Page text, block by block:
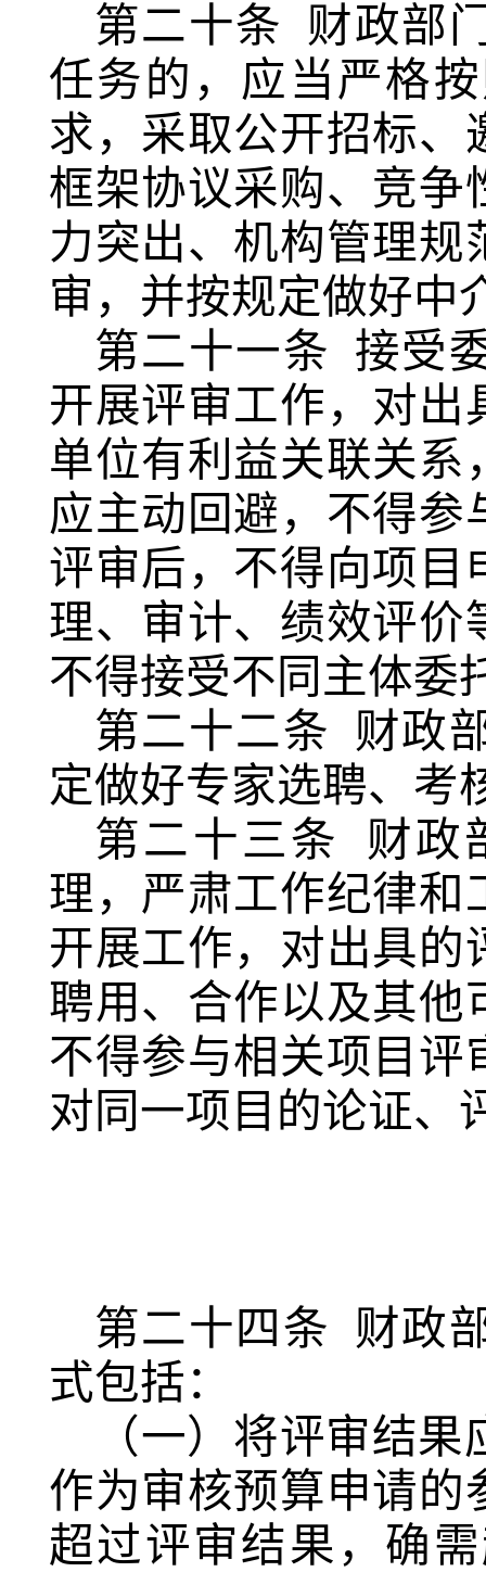
第二十条
财政部
任务的，应当严格
求，采取公开招标、
框架协议采购、竞争
力突出、机构管理
审，并按规定做好中
第二十一条 接受
开展评审工作，对出
单位有利益关联关系
应主动回避，不得
评审后，不得向项目
理、审计、绩效评价
不得接受不同主体委
第二十二条
财政
定做好专家选聘、考
第二十三条
财政
理，严肃工作纪律和
开展工作，对出具的
聘用、合作以及其他
不得参与相关项目评
对同一项目的论证、
第二十四条
财政
式包括：
（一）将评审结
作为审核预算申请的
超过评审结果，确